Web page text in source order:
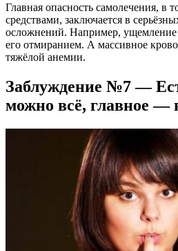
Главная опасность самолечения, в
средствами, заключается в
осложнений. Например, ущемление
его отмиранием. А массивное
тяжёлой анемии.
Заблуждение №7 —
можно всё, главное —